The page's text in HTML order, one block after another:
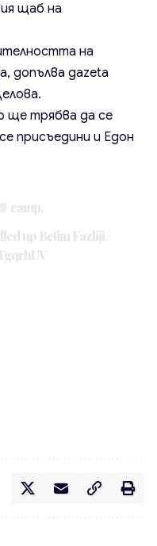
щаб на
на
допълва gazeta
ще трябва да се
присъедини и Едон
camp.
up Betim Fazliji /